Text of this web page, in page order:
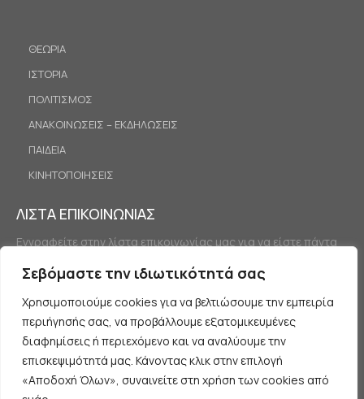
Σεβόμαστε την ιδιωτικότητά σας
Χρησιμοποιούμε cookies για να βελτιώσουμε την εμπειρία
περιήγησής σας, να προβάλλουμε εξατομικευμένες
διαφημίσεις ή περιεχόμενο και να αναλύουμε την
επισκεψιμότητά μας. Κάνοντας κλικ στην επιλογή
«Αποδοχή Όλων», συναινείτε στη χρήση των cookies από
ΘΕΩΡΙΑ
ΙΣΤΟΡΙΑ
ΠΟΛΙΤΙΣΜΟΣ
ΑΝΑΚΟΙΝΩΣΕΙΣ – ΕΚΔΗΛΩΣΕΙΣ
ΠΑΙΔΕΙΑ
ΚΙΝΗΤΟΠΟΙΗΣΕΙΣ
ΛΙΣΤΑ ΕΠΙΚΟΙΝΩΝΙΑΣ
Εγγραφείτε στην λίστα επικοινωνίας μας για να είστε πάντα
Εγγραφή